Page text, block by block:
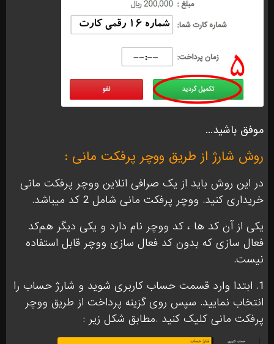
موفق باشید...
روش شارژ از طریق ووچر پرفکت مانی :
در این روش باید از یک ‌صرافی انلاین ووچر پرفکت مانی
خریداری کنید. ووچر پرفکت مانی شامل 2 کد میباشد.
یکی از آن کد ها ، کد ووچر نام دارد و یکی دیگر هم‌کد
فعال سازی که بدون کد فعال سازی ووچر قابل استفاده
نیست.
1. ابتدا وارد قسمت حساب کاربری شوید و شارژ حساب را
انتخاب نمایید. سپس روی گزینه پرداخت از طریق ووچر
پرفکت مانی کلیک کنید .مطابق شکل زیر :